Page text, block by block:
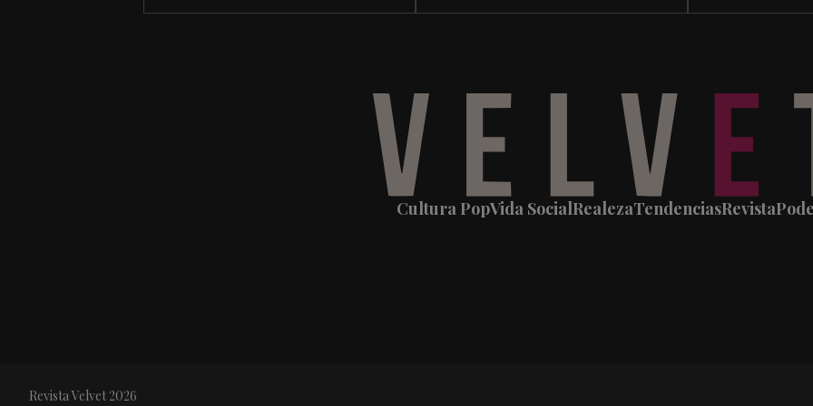
Cultura PopVida SocialRealezaTendenciasRevista
Revista Velvet 2026